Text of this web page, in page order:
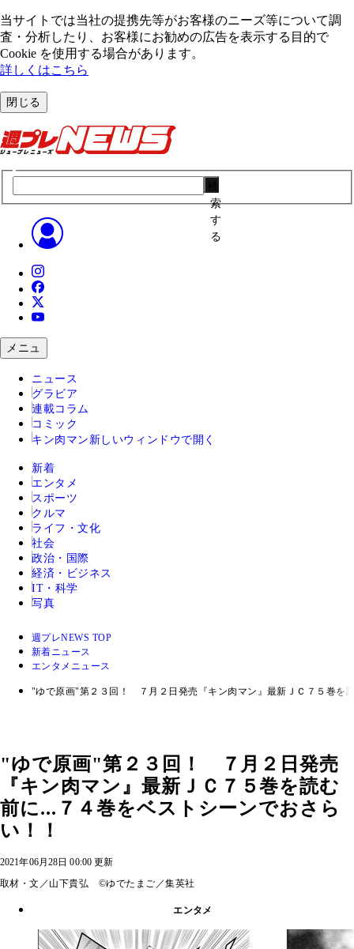
当サイトでは当社の提携先等がお客様のニーズ等について調
査・分析したり、お客様にお勧めの広告を表⽰する⽬的で
Cookie を使⽤する場合があります。
詳しくはこちら
閉じる
索
す
る
メニュ
ニュース
グラビア
連載コラム
コミック
キン肉マン 新しいウィンドウで開く
新着
エンタメ
スポーツ
クルマ
ライフ・文化
社会
政治・国際
経済・ビジネス
IT・科学
写真
週プレNEWS TOP
新着ニュース
エンタメニュース
"ゆで原画"第２３回！ ７月２日発売『キン肉マン』最新ＪＣ７５巻を
"ゆで原画"第２３回！ ７月２日発売
『キン肉マン』最新ＪＣ７５巻を読む
前に...７４巻をベストシーンでおさら
い！！
2021年06月28日 00:00 更新
取材・文／山下貴弘 ©ゆでたまご／集英社
エンタメ